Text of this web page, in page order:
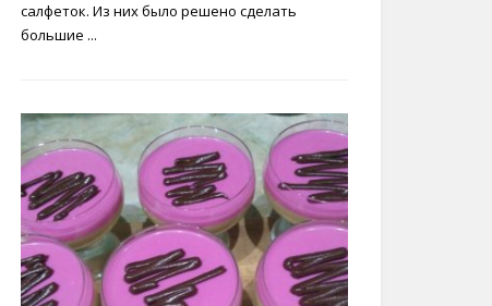
салфеток. Из них было решено сделать
большие ...